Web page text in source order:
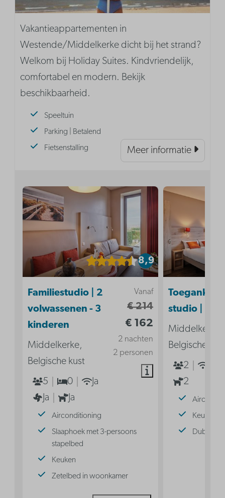
Vakantieappartementen in
Westende/Middelkerke dicht bij het strand?
Welkom bij Holiday Suites. Kindvriendelijk,
comfortabel en modern. Bekijk
beschikbaarheid.
Speeltuin
Parking | Betalend
Fietsenstalling
Meer informatie
8,9
Vanaf
€ 214
€ 162
2 nachten
2 personen
Familiestudio | 2
volwassenen - 3
kinderen
Middelkerke,
Belgische kust
5
0
Ja
Ja
Ja
Airconditioning
Slaaphoek met 3-persoons
stapelbed
Keuken
Zetelbed in woonkamer
studio | 2p
Middelkerke,
Belgische
2
2
Keuken
Dubbel